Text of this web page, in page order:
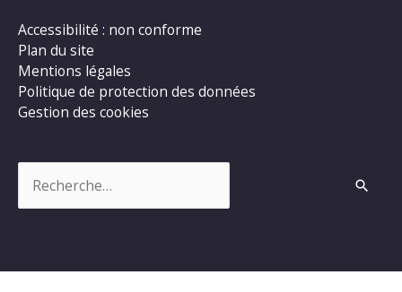
Accessibilité : non conforme
Plan du site
Mentions légales
Politique de protection des données
Gestion des cookies